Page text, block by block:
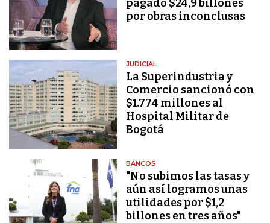
pagado $24,9 billones
por obras inconclusas
JUDICIAL
La Superindustria y
Comercio sancionó con
$1.774 millones al
Hospital Militar de
Bogotá
BANCOS
"No subimos las tasas y
aún así logramos unas
utilidades por $1,2
billones en tres años"